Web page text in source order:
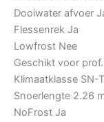
Dooiwater afvoer
Flessenrek Ja
Lowfrost Nee
Geschikt voor
Klimaatklasse SN-
Snoerlengte 2.26
NoFrost Ja